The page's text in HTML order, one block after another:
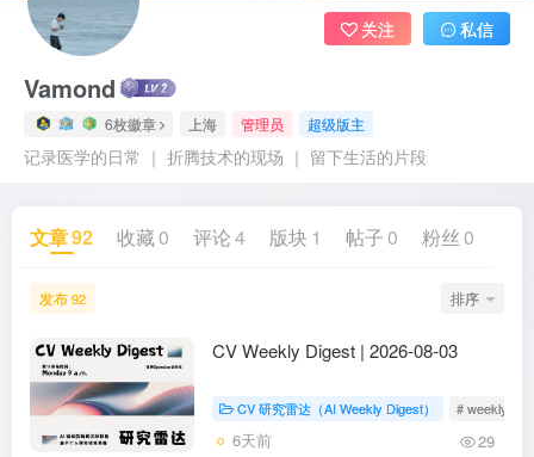
Vamond
6枚徽章 上海 管理员 超级版主
记录医学的日常 ｜ 折腾技术的现场 ｜ 留下生活的片段
关注 私信
文章92 收藏 0 评论4 版块 1 帖子 0 粉丝 0
发布 92 排序
CV Weekly Digest | 2026-08-03
CV 研究雷达（AI Weekly Digest） # weekly
6天前 29